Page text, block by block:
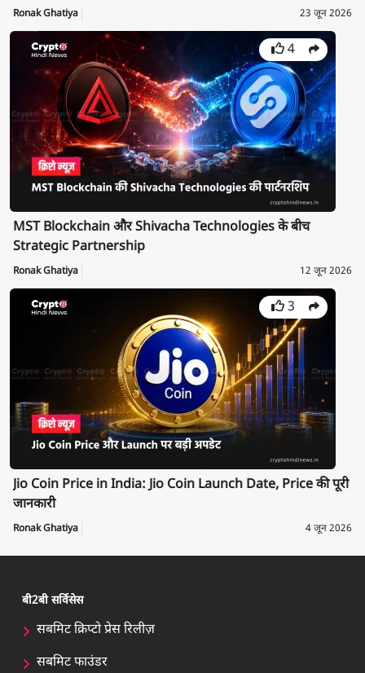
Ronak Ghatiya 23 जून 2026
4
MST Blockchain और Shivacha Technologies के बीच
Strategic Partnership
Ronak Ghatiya 12 जून 2026
3
Jio Coin Price in India: Jio Coin Launch Date, Price की पूरी
जानकारी
Ronak Ghatiya 4 जून 2026
बी2बी सर्विसेस
सबमिट क्रिप्टो प्रेस रिलीज़
सबमिट फाउंडर